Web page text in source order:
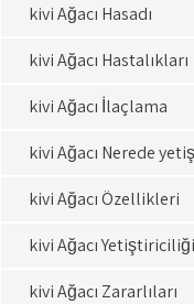
kivi Ağacı Hasadı
kivi Ağacı Hastalıkları
kivi Ağacı İlaçlama
kivi Ağacı Nerede
kivi Ağacı Özellikleri
kivi Ağacı Yetiştiriciliği
kivi Ağacı Zararlıları